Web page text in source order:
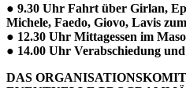
● 9.30 Uhr Fahrt über Girlan,
Michele, Faedo, Giovo, Lavis
● 12.30 Uhr Mittagessen im
● 14.00 Uhr Verabschiedung
DAS